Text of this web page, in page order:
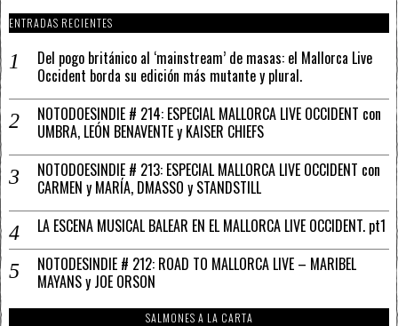
ENTRADAS RECIENTES
Del pogo británico al ‘mainstream’ de masas: el Mallorca Live
Occident borda su edición más mutante y plural.
NOTODOESINDIE # 214: ESPECIAL MALLORCA LIVE OCCIDENT con
UMBRA, LEÓN BENAVENTE y KAISER CHIEFS
NOTODOESINDIE # 213: ESPECIAL MALLORCA LIVE OCCIDENT con
CARMEN y MARÍA, DMASSO y STANDSTILL
LA ESCENA MUSICAL BALEAR EN EL MALLORCA LIVE OCCIDENT. pt1
NOTODESINDIE # 212: ROAD TO MALLORCA LIVE – MARIBEL
MAYANS y JOE ORSON
SALMONES A LA CARTA